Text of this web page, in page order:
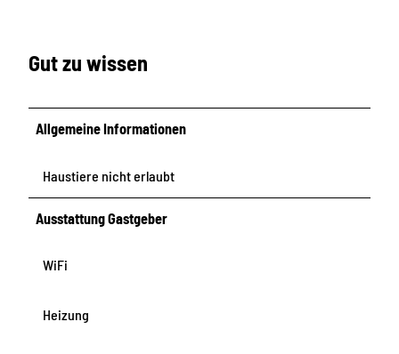
Gut zu wissen
Allgemeine Informationen
Haustiere nicht erlaubt
Ausstattung Gastgeber
WiFi
Heizung